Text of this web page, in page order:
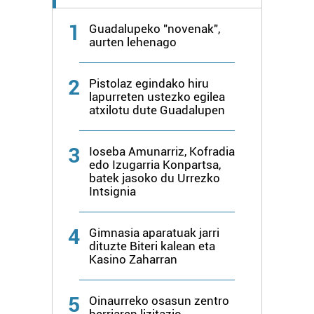
dezakezun ikusteko.
buruzko informazio gehiago eta ezarri zure lehentasunak
datuen atalean. Edozein unetan alda edo ken dezakezu
zure baimena Cookieen adierazpenean.
Webgune honek cookie propioak eta hirugarrenen cookie-
fitxategiak erabiltzen ditu. Zure esperientzia eta
zerbitzuak hobetzeko asmoz, cookie teknologiaz
1
Guadalupeko "novenak",
aurten lehenago
2
Pistolaz egindako hiru
lapurreten ustezko egilea
atxilotu dute Guadalupen
3
Ioseba Amunarriz, Kofradia
edo Izugarria Konpartsa,
batek jasoko du Urrezko
Intsignia
4
Gimnasia aparatuak jarri
dituzte Biteri kalean eta
Kasino Zaharran
5
Oinaurreko osasun zentro